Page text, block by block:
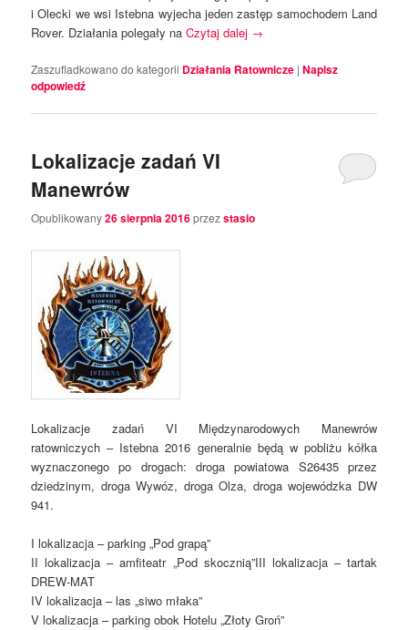
i Olecki we wsi Istebna wyjecha jeden zastęp samochodem Land
Rover. Działania polegały naCzytaj dalej →
Zaszufladkowano do kategorii Działania Ratownicze | Napisz
odpowiedź
Lokalizacje zadań VI
Manewrów
Opublikowany26 sierpnia 2016przezstasio
Lokalizacje zadań VI Międzynarodowych Manewrów
ratowniczych – Istebna 2016 generalnie będą w pobliżu kółka
wyznaczonego po drogach: droga powiatowa S26435 przez
dziedzinym, droga Wywóz, droga Olza, droga wojewódzka DW
941.
I lokalizacja – parking „Pod grapą”
II lokalizacja – amfiteatr „Pod skocznią”III lokalizacja – tartak
DREW-MAT
IV lokalizacja – las „siwo młaka”
V lokalizacja – parking obok Hotelu „Złoty Groń”